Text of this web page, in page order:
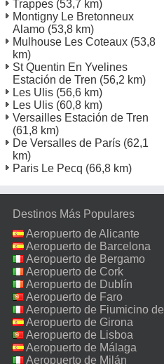
Trappes (53,7 km)
Montigny Le Bretonneux
Alamo (53,8 km)
Mulhouse Les Coteaux (53,8
km)
St Quentin En Yvelines
Estación de Tren (56,2 km)
Les Ulis (56,6 km)
Les Ulis (60,8 km)
Versailles Estación de Tren
(61,8 km)
De Versalles de París (62,1
km)
Paris Le Pecq (66,8 km)
Destinos Más Populares
Aeropuerto de Alicante
Aeropuerto de Barcelona
Aeropuerto de Bergamo
Aeropuerto de Cork
Aeropuerto de Dublín
Aeropuerto de Faro
Aeropuerto de Fiumicino de
Roma
Aeropuerto de Girona
Aeropuerto de Lisboa
Aeropuerto de Málaga
Aeropuerto de Milán